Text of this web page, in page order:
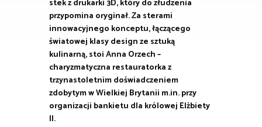
stek z drukarki 3D, który do złudzenia
przypomina oryginał. Za sterami
innowacyjnego konceptu, łączącego
światowej klasy design ze sztuką
kulinarną, stoi Anna Orzech –
charyzmatyczna restauratorka z
trzynastoletnim doświadczeniem
zdobytym w Wielkiej Brytanii m.in. przy
organizacji bankietu dla królowej Elżbiety
II.